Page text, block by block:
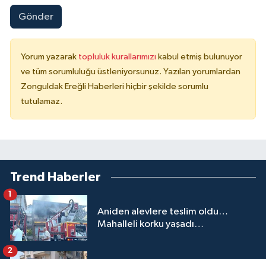
Gönder
Yorum yazarak topluluk kurallarımızı kabul etmiş bulunuyor
ve tüm sorumluluğu üstleniyorsunuz. Yazılan yorumlardan
Zonguldak Ereğli Haberleri hiçbir şekilde sorumlu
tutulamaz.
Trend Haberler
Aniden alevlere teslim oldu…
Mahalleli korku yaşadı…
1
2